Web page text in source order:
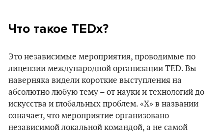
Что такое TEDx?
Это независимые мероприятия, проводимые по
лицензии международной организации TED. Вы
наверняка видели короткие выступления на
абсолютно любую тему – от науки и технологий до
искусства и глобальных проблем. «X» в названии
означает, что мероприятие организовано
независимой локальной командой, а не самой